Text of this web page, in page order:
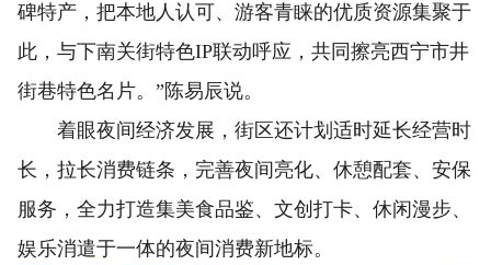
碑特产，把本地人认可、游客青睐的优质资源集聚于
此，与下南关街特色IP联动呼应，共同擦亮西宁市井
街巷特色名片。”陈易辰说。
着眼夜间经济发展，街区还计划适时延长经营时
长，拉长消费链条，完善夜间亮化、休憩配套、安保
服务，全力打造集美食品鉴、文创打卡、休闲漫步、
娱乐消遣于一体的夜间消费新地标。